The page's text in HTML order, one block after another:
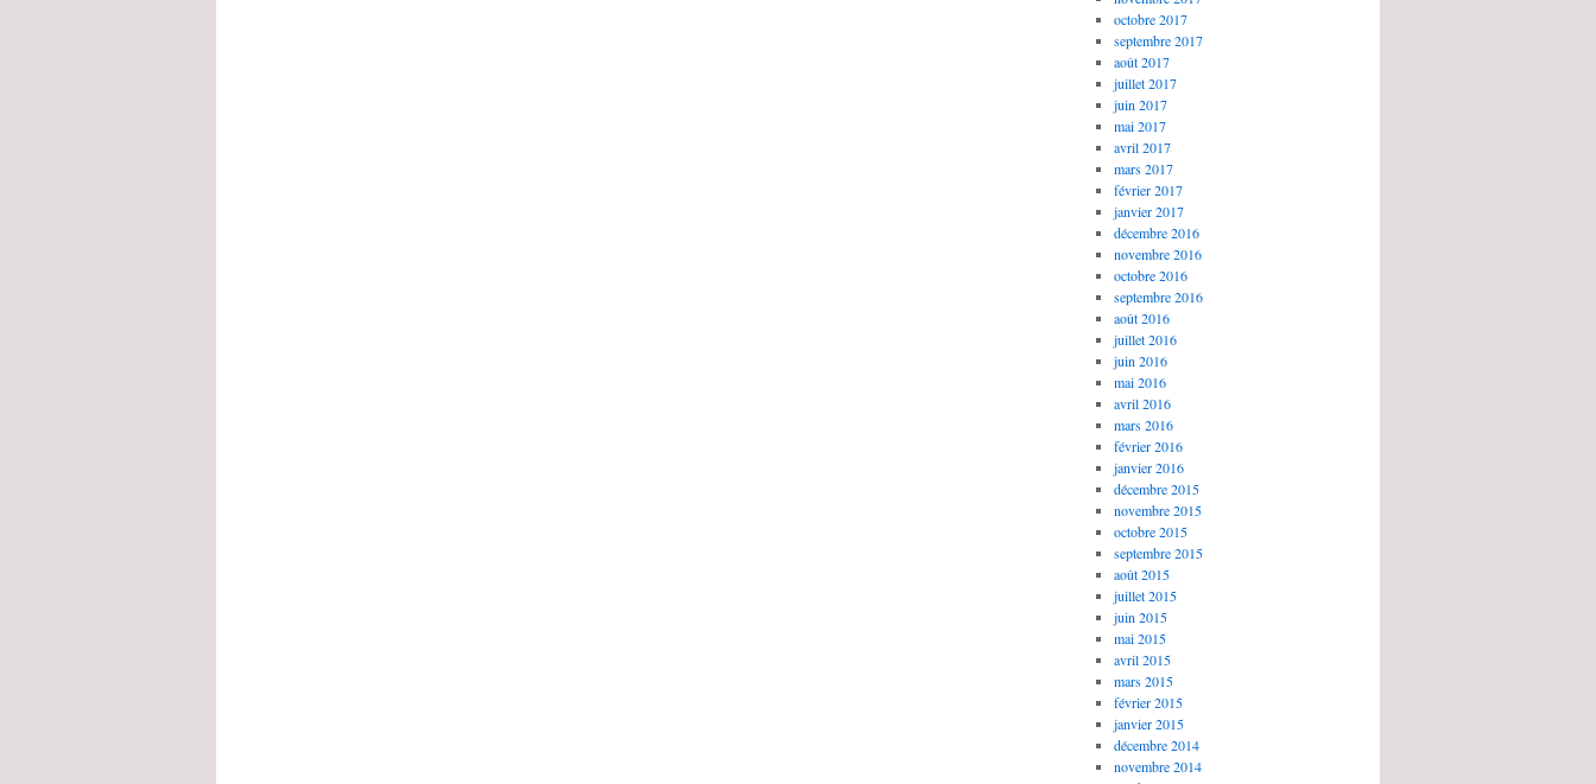
octobre 2017
septembre 2017
août 2017
juillet 2017
juin 2017
mai 2017
avril 2017
mars 2017
février 2017
janvier 2017
décembre 2016
novembre 2016
octobre 2016
septembre 2016
août 2016
juillet 2016
juin 2016
mai 2016
avril 2016
mars 2016
février 2016
janvier 2016
décembre 2015
novembre 2015
octobre 2015
septembre 2015
août 2015
juillet 2015
juin 2015
mai 2015
avril 2015
mars 2015
février 2015
janvier 2015
décembre 2014
novembre 2014